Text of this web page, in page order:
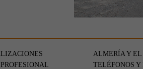
ALMERÍA Y EL
TELÉFONOS Y